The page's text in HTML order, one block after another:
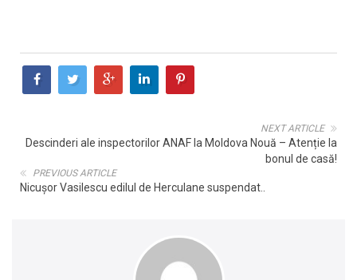
NEXT ARTICLE
Descinderi ale inspectorilor ANAF la Moldova Nouă – Atenție la
bonul de casă!
PREVIOUS ARTICLE
Nicuşor Vasilescu edilul de Herculane suspendat..